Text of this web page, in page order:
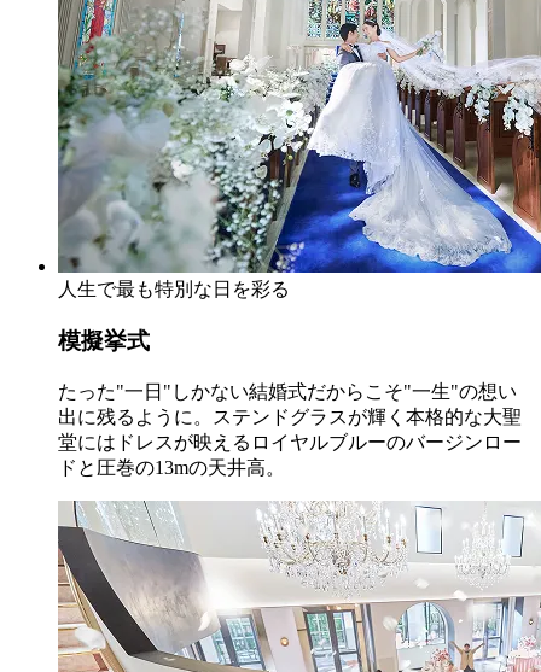
人生で最も特別な日を彩る
模擬挙式
たった"一日"しかない結婚式だからこそ"一生"の想い
出に残るように。ステンドグラスが輝く本格的な大聖
堂にはドレスが映えるロイヤルブルーのバージンロー
ドと圧巻の13mの天井高。